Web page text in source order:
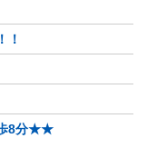
！
歩8分★★